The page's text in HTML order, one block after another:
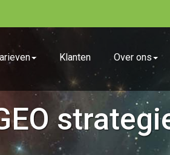
Klanten Over ons